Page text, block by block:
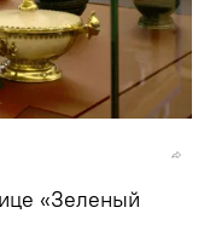
«Зеленый